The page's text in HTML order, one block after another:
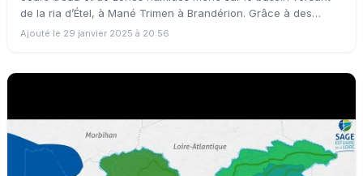
de la ria d’Étel, à Mané Trimen à Brandérion. Grâce à des
travaux de grande ampleur, 4 plans d’eau artificiels ont été
Ajouté le 29 janvier 2025 à 20:56